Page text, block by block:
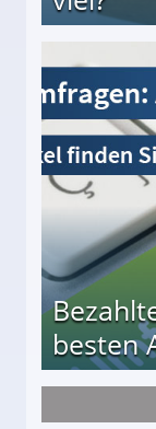
und wie viel?
besten